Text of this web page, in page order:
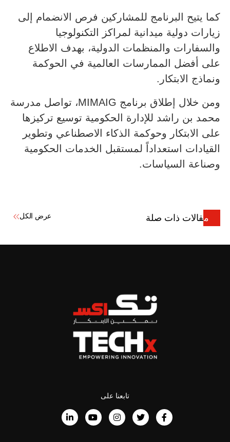
كما يتيح البرنامج للمشاركين فرص الانضمام إلى
زيارات دولية ميدانية لمراكز التكنولوجيا
والسفارات والمنظمات الدولية، بهدف الاطلاع
على أفضل الممارسات العالمية في الحوكمة
ونماذج الابتكار.
ومن خلال إطلاق برنامج MIMAIG، تواصل مدرسة
محمد بن راشد للإدارة الحكومية توسيع تركيزها
على الابتكار وحوكمة الذكاء الاصطناعي وتطوير
القيادات استعداداً لمستقبل الخدمات الحكومية
وصناعة السياسات.
مقالات ذات صلة عرض الكل
تابعنا على